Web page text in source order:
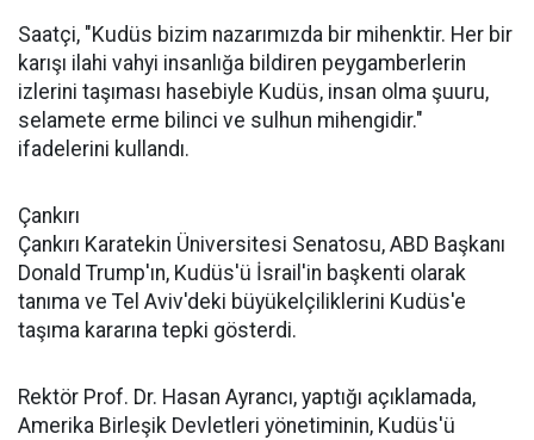
Saatçi, "Kudüs bizim nazarımızda bir mihenktir. Her bir
karışı ilahi vahyi insanlığa bildiren peygamberlerin
izlerini taşıması hasebiyle Kudüs, insan olma şuuru,
selamete erme bilinci ve sulhun mihengidir."
ifadelerini kullandı.
Çankırı
Çankırı Karatekin Üniversitesi Senatosu, ABD Başkanı
Donald Trump'ın, Kudüs'ü İsrail'in başkenti olarak
tanıma ve Tel Aviv'deki büyükelçiliklerini Kudüs'e
taşıma kararına tepki gösterdi.
Rektör Prof. Dr. Hasan Ayrancı, yaptığı açıklamada,
Amerika Birleşik Devletleri yönetiminin, Kudüs'ü